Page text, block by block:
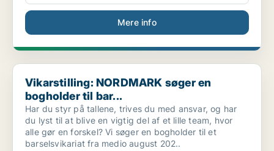
Mere info
Vikarstilling: NORDMARK søger en bogholder til bar...
Vikarstilling: NORDMARK søger en
bogholder til bar...
Har du styr på tallene, trives du med ansvar, og har
du lyst til at blive en vigtig del af et lille team, hvor
alle gør en forskel? Vi søger en bogholder til et
barselsvikariat fra medio august 202..